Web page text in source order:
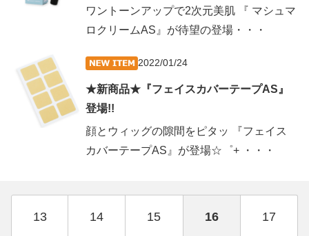
ワントーンアップで2次元美肌 『 マシュマ
ロクリームAS』が待望の登場・・・
2022/01/24
★新商品★『フェイスカバーテープAS』
登場!!
顔とウィッグの隙間をピタッ 『フェイス
カバーテープAS』が登場☆゜+ ・・・
13 14 15 16 17